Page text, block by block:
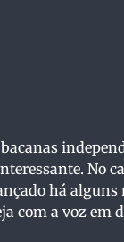
No
há alguns
com a voz em